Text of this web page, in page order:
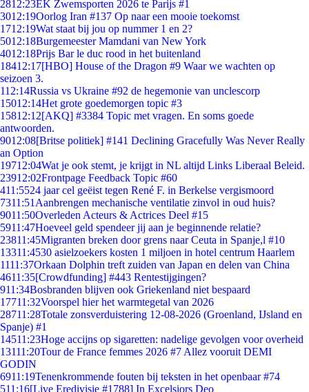
2812:23EK Zwemsporten 2026 te Parijs #1
3012:19Oorlog Iran #137 Op naar een mooie toekomst
1712:19Wat staat bij jou op nummer 1 en 2?
5012:18Burgemeester Mamdani van New York
4012:18Prijs Bar le duc rood in het buitenland
18412:17[HBO] House of the Dragon #9 Waar we wachten op
seizoen 3.
112:14Russia vs Ukraine #92 de hegemonie van unclescorp
15012:14Het grote goedemorgen topic #3
15812:12[AKQ] #3384 Topic met vragen. En soms goede
antwoorden.
9012:08[Britse politiek] #141 Declining Gracefully Was Never Really
an Option
19712:04Wat je ook stemt, je krijgt in NL altijd Links Liberaal Beleid.
23912:02Frontpage Feedback Topic #60
411:5524 jaar cel geëist tegen René F. in Berkelse vergismoord
7311:51 Aanbrengen mechanische ventilatie zinvol in oud huis?
9011:50Overleden Acteurs & Actrices Deel #15
5911:47Hoeveel geld spendeer jij aan je beginnende relatie?
23811:45Migranten breken door grens naar Ceuta in Spanje,l #10
13311:4530 asielzoekers kosten 1 miljoen in hotel centrum Haarlem
1111:37Orkaan Dolphin treft zuiden van Japan en delen van China
4611:35[Crowdfunding] #443 Rentestijgingen?
911:34Bosbranden blijven ook Griekenland niet bespaard
17711:32Voorspel hier het warmtegetal van 2026
28711:28Totale zonsverduistering 12-08-2026 (Groenland, IJsland en
Spanje) #1
14511:23Hoge accijns op sigaretten: nadelige gevolgen voor overheid
13111:20Tour de France femmes 2026 #7 Allez vooruit DEMI
GODIN
6911:19Tenenkrommende fouten bij teksten in het openbaar #74
511:16[Live Eredivisie #1788] In Excelsiors Deo